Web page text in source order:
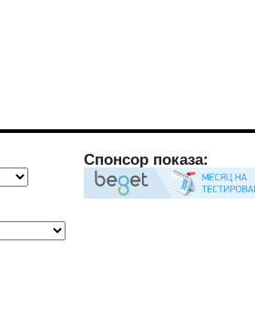
Спонсор показа: